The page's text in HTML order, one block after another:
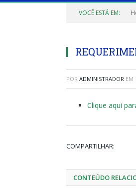
VOCÊ ESTÁ EM:
POR ADMINISTRADOR EM
Clique aqui
COMPARTILHAR:
CONTEÚDO